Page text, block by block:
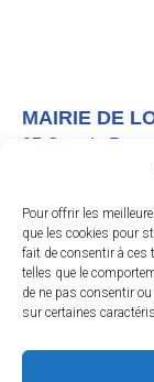
Pour offrir les
que les cookies pour
fait de consentir à ces
telles que le
de ne pas consentir
sur certaines
MAIRIE DE
27 Grande Rue,
Nous
Instagram
Facebook
Le lundi et